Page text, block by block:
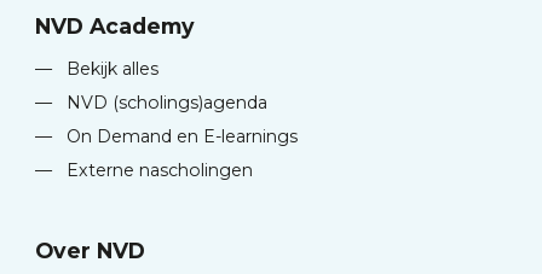
NVD Academy
—
Bekijk alles
—
NVD (scholings)agenda
—
On Demand en E-learnings
—
Externe nascholingen
Over NVD